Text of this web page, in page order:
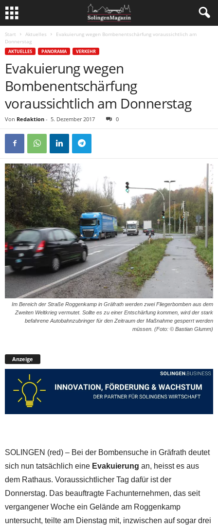
Start Aktuelles
Evakuierung wegen Bombenentschärfung voraussichtlich am
Donnerstag
AKTUELLES PANORAMA VERKEHR
Evakuierung wegen
Bombenentschärfung
voraussichtlich am Donnerstag
Von Redaktion - 5. Dezember 2017 0
Im Bereich der Straße Roggenkamp in Gräfrath werden zwei Fliegerbomben aus dem
Zweiten Weltkrieg vermutet. Sollte es zu einer Entschärfung kommen, wird der stark
befahrene Autobahnzubringer für den Zeitraum der Maßnahme gesperrt werden
müssen. (Foto: © Bastian Glumm)
Anzeige
SOLINGEN (red) – Bei der Bombensuche in Gräfrath deutet
sich nun tatsächlich eine Evakuierung an, heisst es aus
dem Rathaus. Voraussichtlicher Tag dafür ist der
Donnerstag. Das beauftragte Fachunternehmen, das seit
vergangener Woche ein Gelände am Roggenkamp
untersucht, teilte am Dienstag mit, inzwischen auf sogar drei